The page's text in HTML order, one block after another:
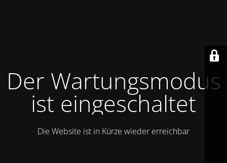
Der Wartungsmodus
ist eingeschaltet
Die Website ist in Kürze wieder erreichbar